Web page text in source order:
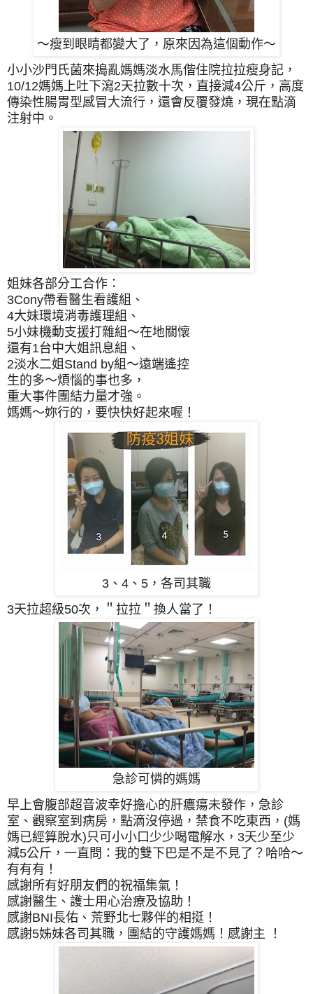
～瘦到眼睛都變大了，原來因為這個動作～
小小沙門氏菌來搗亂媽媽淡水馬偕住院拉拉瘦身記，
10/12媽媽上吐下瀉2天拉數十次，直接減4公斤，高度
傳染性腸胃型感冒大流行，還會反覆發燒，現在點滴
注射中。
姐妹各部分工合作：
3Cony帶看醫生看護組、
4大妹環境消毒護理組、
5小妹機動支援打雜組～在地關懷
還有1台中大姐訊息組、
2淡水二姐Stand by組～遠端遙控
生的多～煩惱的事也多，
重大事件團結力量才強。
媽媽～妳行的，要快快好起來喔！
3、4、5，各司其職
3天拉超級50次，＂拉拉＂換人當了！
急診可憐的媽媽
早上會腹部超音波幸好擔心的肝癑瘍未發作，急診
室、觀察室到病房，點滴沒停過，禁食不吃東西，(媽
媽已經算脫水)只可小小口少少喝電解水，3天少至少
減5公斤，一直問：我的雙下巴是不是不見了？哈哈～
有有有！
感謝所有好朋友們的祝福集氣！
感謝醫生、護士用心治療及協助！
感謝BNI長佑、荒野北七夥伴的相挺！
感謝5姊妹各司其職，團結的守護媽媽！ 感謝主 ！